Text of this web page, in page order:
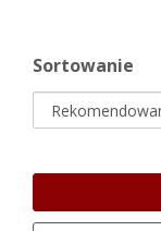
Sortowanie